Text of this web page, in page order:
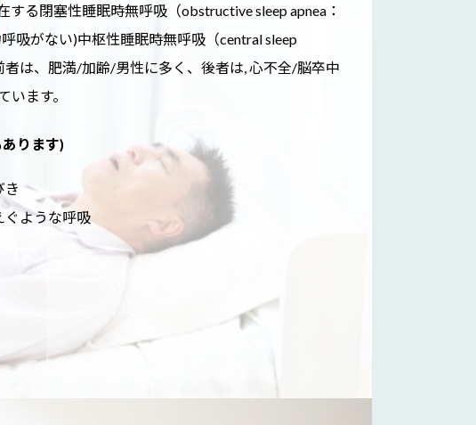
る閉塞性睡眠時無呼吸（obstructive sleep apnea：
吸がない)中枢性睡眠時無呼吸（central sleep
者は、肥満/加齢/男性に多く、後者は, 心不全/脳卒中
います。
ります)
き
ぐような呼吸